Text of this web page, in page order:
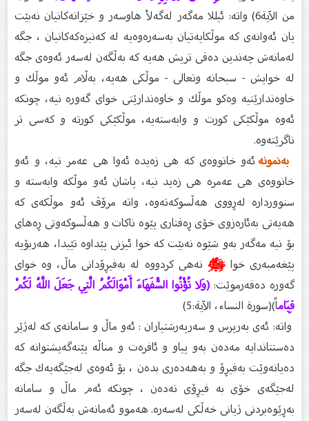
من الآية6) واتە: ئیللا مەگەر لەگەلأ هاوسەر و خێزانەكانیان نەبێت
یان ئەوانەى كە موڵكایەتیان بەسەرەوەیە لە كەنیزەكەكانیان ، جگە
لەمانەش چەندین دەقى تریش هەیە كە بەڵگەن لەسەر ئەوەى جگە
لە خوایش - سبحانە وتعالى - موڵكى هەیە، بەڵام ئەو موڵك و
خاوەندارێتیە وەكو موڵك و خاوەندارێتى خواى گەورە نیە، چونكە
ئەوە موڵكێكى كورت و وابەستەیە، موڵكێكى كورتە و كەسی تر
ناگرێتەوە.
بەنمونەئەو خانووەى كە هی زەیدە ئەوا هی عەمر نیە، و ئەو
خانووەى هی عەمرە هی زەید نیە، پاشان ئەو موڵكە وابەستە و
سنووردارە لەڕووى هەڵسوكەتەوە، واتە مرۆڤ ئەو موڵكەى كە
هەیەتى بەئارەزوى خۆى ڕەفتارى پێوە ناكات و هەڵسوكەوتى ڕەهاى
بۆ نیە مەگەر بەو شێوە نەبێت كە خوا ئیزنى پێداوە تێیدا، هەربۆیە
پێغەمبەرى خواﷺنەهى كردووە لە بەفیڕۆدانى ماڵ، وە خواى
گەورە دەفەرموێت:(وَلا تُؤْتُوا السُّفَهَاءَ أَمْوَالَكُمُ الَّتِي جَعَلَ اللَّهُ لَكُمْ
قِيَاماً)(سورة النساء، الآية:5)
واتە: ئەى بەرپرس و سەرپەرشتیاران : ئەو ماڵ و سامانەی كە لەژێر
دەستتاندایە مەدەن بەو پیاو و ئافرەت و مناڵە پێنەگەیشتوانە كە
دەیانەوێت بەفیڕۆ و بەهەدەرى بدەن ، بۆ ئەوەى لەجێگەیەك جگە
لەجێگەى خۆى بە فیڕۆى نەدەن ، چونكە ئەم ماڵ و سامانە
بەڕێوەبردنى ژیانى خەڵكى لەسەرە. هەموو ئەمانەش بەڵگەن لەسەر